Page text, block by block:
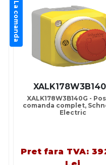
La comanda
XALK178W3B140G -
comanda complet,
Electric
Pret fara TVA: